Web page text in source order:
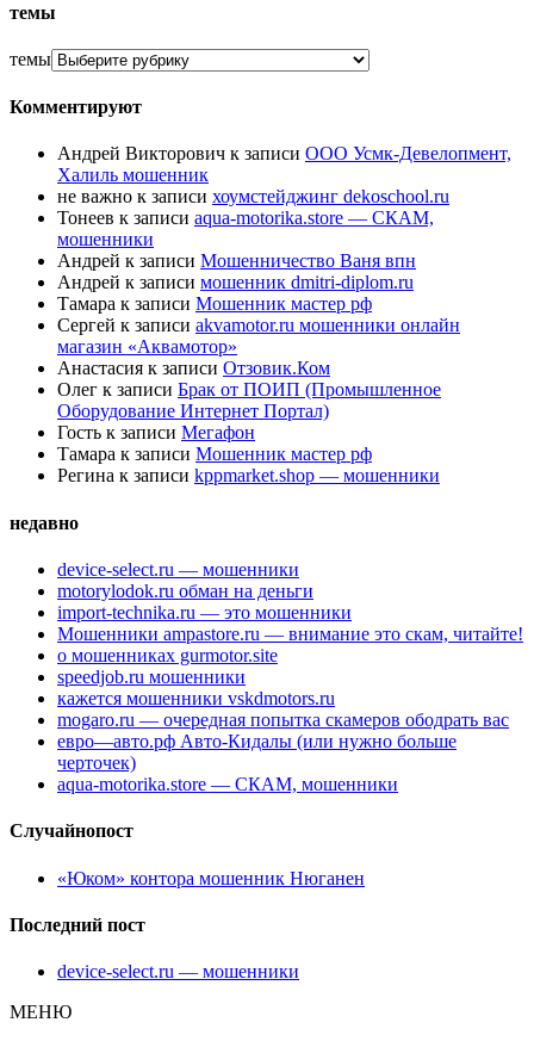
темы
темы
Комментируют
Андрей Викторович к записи ООО Усмк-Девелопмент,
Халиль мошенник
не важно к записи хоумстейджинг dekoschool.ru
Тонеев к записи aqua-motorika.store — СКАМ,
мошенники
Андрей к записи Мошенничество Ваня впн
Андрей к записи мошенник dmitri-diplom.ru
Тамара к записи Мошенник мастер рф
Сергей к записи akvamotor.ru мошенники онлайн
магазин «Аквамотор»
Анастасия к записи Отзовик.Ком
Олег к записи Брак от ПОИП (Промышленное
Оборудование Интернет Портал)
Гость к записи Мегафон
Тамара к записи Мошенник мастер рф
Регина к записи kppmarket.shop — мошенники
недавно
device-select.ru — мошенники
motorylodok.ru обман на деньги
import-technika.ru — это мошенники
Мошенники ampastore.ru — внимание это скам, читайте!
о мошенниках gurmotor.site
speedjob.ru мошенники
кажется мошенники vskdmotors.ru
mogaro.ru — очередная попытка скамеров ободрать вас
евро—авто.рф Авто-Кидалы (или нужно больше
черточек)
aqua-motorika.store — СКАМ, мошенники
Случайнопост
«Юком» контора мошенник Нюганен
Последний пост
device-select.ru — мошенники
МЕНЮ